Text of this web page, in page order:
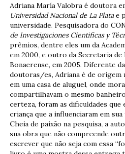
Adriana María Valobra é doutora
Universidad Nacional de La Platae
universidade. Pesquisadora do
de Investigaciones Cientificas y
prêmios, dentre eles um da
em 2000, e outro da Secretaria
Bonaerense, em 2005. Diferente
doutoras/es, Adriana é de origem
em uma casa de aluguel, onde
compartilhavam o mesmo
certeza, foram as dificuldades que
criança que a influenciaram em
Cheia de paixão na pesquisa, a
sua obra que não compreende
escrever que não seja com essa